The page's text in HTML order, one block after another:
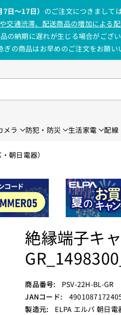
日〜17日） のご注文につきましては
交通渋滞、配送商品の増加による
の納期に遅れが生じる場合がござ
ぎの商品はお早めのご注文をお願い
メラ 防犯・防災 生活家電 配線
朝日電器）
絶縁端子キ
商品番号:
S
K
U
PSV-22H-BL-GR
JANコード:
製造元:
ELPA エルパ 朝日電